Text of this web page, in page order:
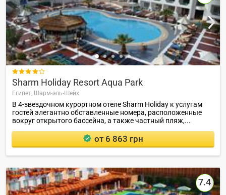

Sharm Holiday Resort Aqua Park
Египет, Шарм-эль-Шейх
В 4-звездочном курортном отеле Sharm Holiday к услугам
гостей элегантно обставленные номера, расположенные
вокруг открытого бассейна, а также частный пляж,...
от 6 863 грн
7.4